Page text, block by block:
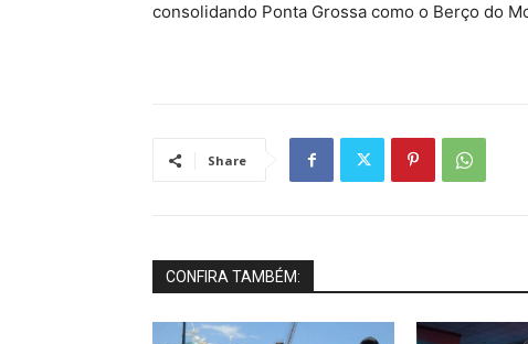
consolidando Ponta Grossa como o Berço do
Share
CONFIRA TAMBÉM: